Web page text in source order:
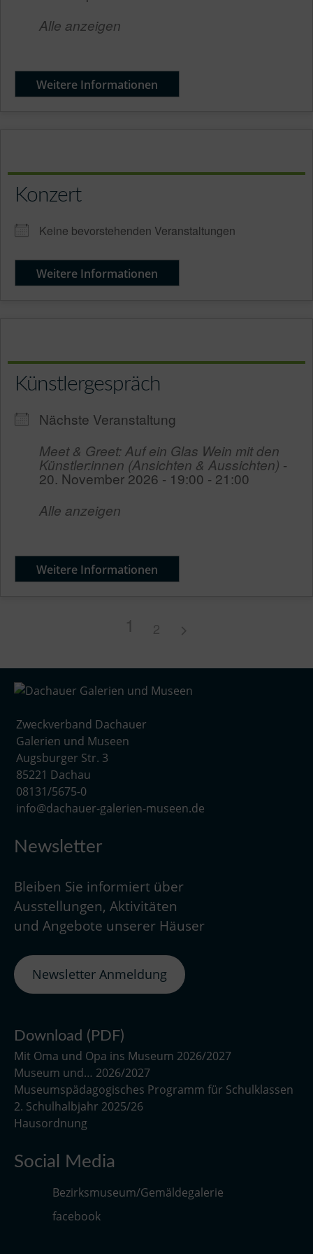
Alle anzeigen
Weitere Informationen
Konzert
Keine bevorstehenden Veranstaltungen
Weitere Informationen
Künstlergespräch
Nächste Veranstaltung
Meet & Greet: Auf ein Glas Wein mit den
Künstler:innen (Ansichten & Aussichten) -
20. November 2026 - 19:00 - 21:00
Alle anzeigen
Weitere Informationen
1 2
Zweckverband Dachauer
Galerien und Museen
Augsburger Str. 3
85221 Dachau
08131/5675-0
info@dachauer-galerien-museen.de
Newsletter
Bleiben Sie informiert über
Ausstellungen, Aktivitäten
und Angebote unserer Häuser
Newsletter Anmeldung
Download (PDF)
Mit Oma und Opa ins Museum 2026/2027
Museum und… 2026/2027
Museumspädagogisches Programm für Schulklassen
2. Schulhalbjahr 2025/26
Hausordnung
Social Media
Bezirksmuseum/Gemäldegalerie
facebook